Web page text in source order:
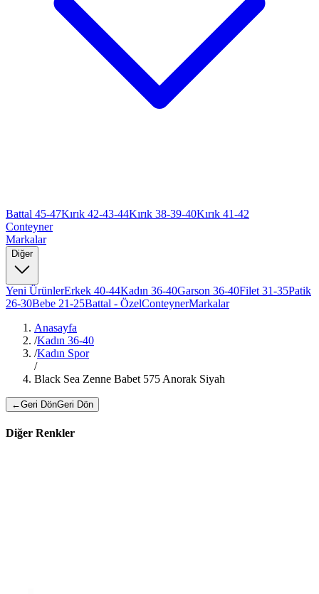
Battal 45-47Kırık 42-43-44Kırık 38-39-40Kırık 41-42
Conteyner
Markalar
Diğer
Yeni ÜrünlerErkek 40-44Kadın 36-40Garson 36-40Filet 31-35Patik
26-30Bebe 21-25Battal - ÖzelConteynerMarkalar
Anasayfa
/Kadın 36-40
/Kadın Spor
/
Black Sea Zenne Babet 575 Anorak Siyah
←Geri DönGeri Dön
Diğer Renkler